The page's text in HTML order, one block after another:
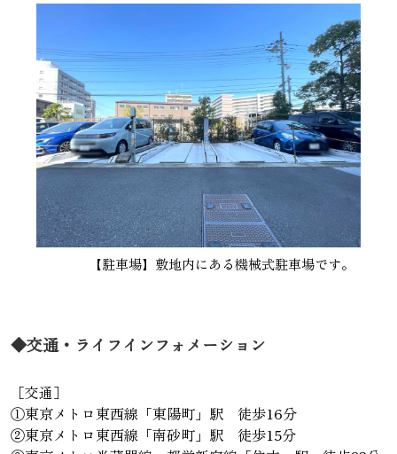
【駐車場】敷地内にある機械式駐車場です。
◆交通・ライフインフォメーション
［交通］
①東京メトロ東西線「東陽町」駅 徒歩16分
②東京メトロ東西線「南砂町」駅 徒歩15分